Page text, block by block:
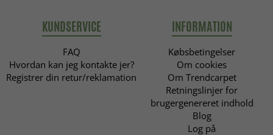
KUNDSERVICE
FAQ
Hvordan kan jeg kontakte jer?
Registrer din retur/reklamation
INFORMATION
Købsbetingelser
Om cookies
Om Trendcarpet
Retningslinjer for
brugergenereret indhold
Blog
Log på